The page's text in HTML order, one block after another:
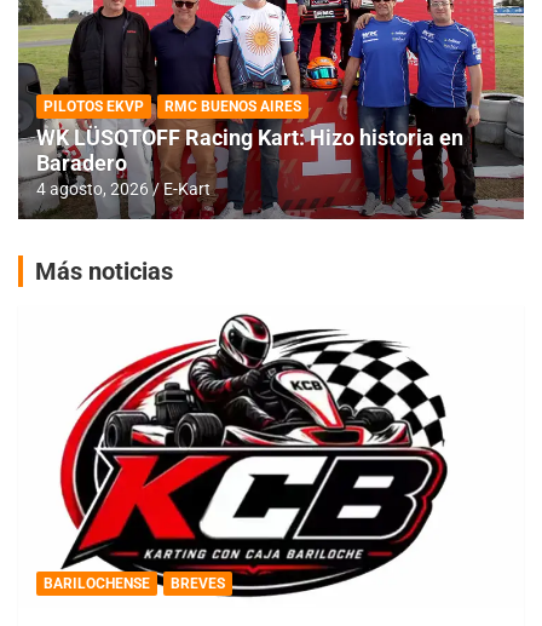
PILOTOS EKVP RMC BUENOS AIRES
WK LÜSQTOFF Racing Kart: Hizo historia en
Baradero
4 agosto, 2026 E-Kart
Más noticias
BARILOCHENSE BREVES